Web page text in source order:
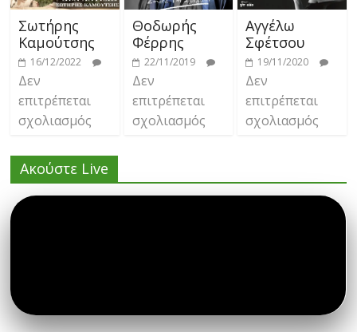
Σωτήρης
Καμούτσης
16/12/2022
Δεν
επιτρέπεται
σχολιασμός
Θοδωρής
Φέρρης
22/11/2019
Δεν
επιτρέπεται
σχολιασμός
Αγγέλω
Σφέτσου
19/11/2020
Δεν
επιτρέπεται
σχολιασμός
Ακούστε Live